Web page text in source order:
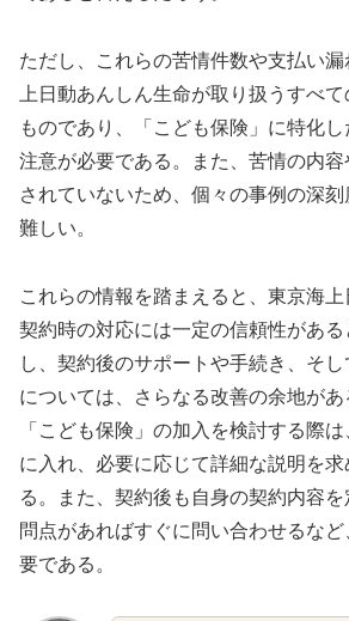
ただし、これらの苦情件数や支払い
上日動あんしん生命が取り扱うすべ
ものであり、「こども保険」に特化
注意が必要である。また、苦情の内
されていないため、個々の事例の深
難しい。
これらの情報を踏まえると、東京海
契約時の対応には一定の信頼性があ
し、契約後のサポートや手続き、そ
については、さらなる改善の余地があ
「こども保険」の加入を検討する際
に入れ、必要に応じて詳細な説明を
る。また、契約後も自身の契約内容
問点があればすぐに問い合わせるな
要である。